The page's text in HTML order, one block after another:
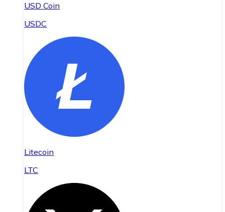
USD Coin
USDC
Litecoin
LTC